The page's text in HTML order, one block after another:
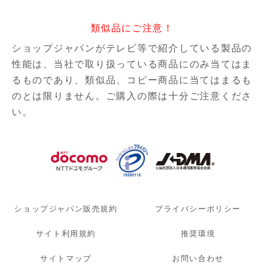
類似品にご注意！
ショップジャパンがテレビ等で紹介している製品の
性能は、当社で取り扱っている商品にのみ当てはま
るものであり、類似品、コピー商品に当てはまるも
のとは限りません。ご購入の際は十分ご注意くださ
い。
ショップジャパン販売規約 プライバシーポリシー
サイト利用規約 推奨環境
サイトマップ お問い合わせ